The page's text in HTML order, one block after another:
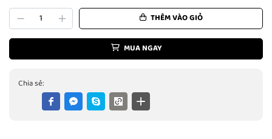
THÊM VÀO GIỎ
MUA NGAY
Chia sẻ: